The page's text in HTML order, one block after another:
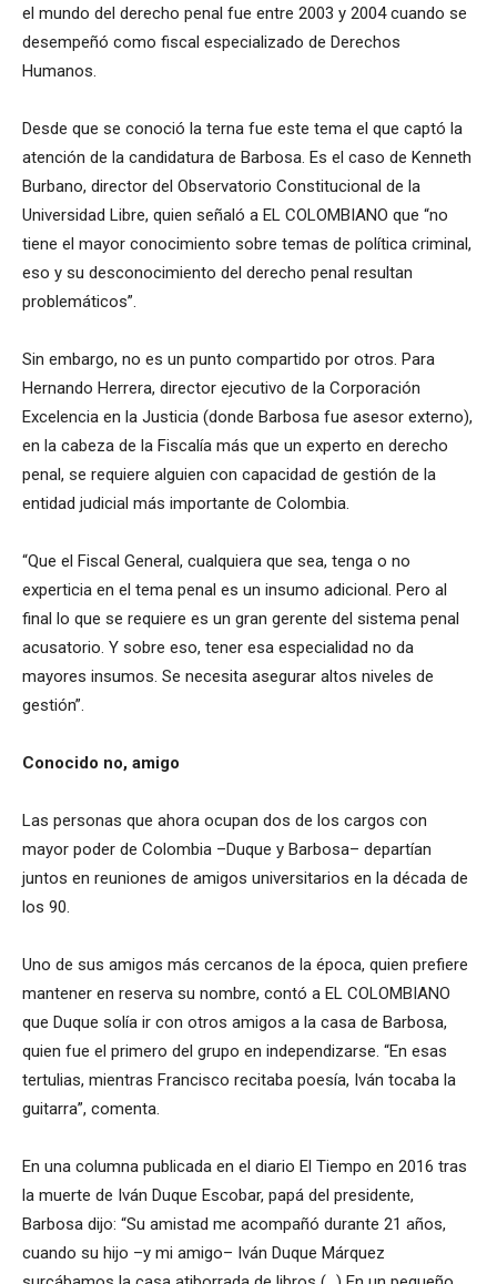
el mundo del derecho penal fue entre 2003 y 2004 cuando se
desempeñó como fiscal especializado de Derechos
Humanos.
Desde que se conoció la terna fue este tema el que captó la
atención de la candidatura de Barbosa. Es el caso de Kenneth
Burbano, director del Observatorio Constitucional de la
Universidad Libre, quien señaló a EL COLOMBIANO que “no
tiene el mayor conocimiento sobre temas de política criminal,
eso y su desconocimiento del derecho penal resultan
problemáticos”.
Sin embargo, no es un punto compartido por otros. Para
Hernando Herrera, director ejecutivo de la Corporación
Excelencia en la Justicia (donde Barbosa fue asesor externo),
en la cabeza de la Fiscalía más que un experto en derecho
penal, se requiere alguien con capacidad de gestión de la
entidad judicial más importante de Colombia.
“Que el Fiscal General, cualquiera que sea, tenga o no
experticia en el tema penal es un insumo adicional. Pero al
final lo que se requiere es un gran gerente del sistema penal
acusatorio. Y sobre eso, tener esa especialidad no da
mayores insumos. Se necesita asegurar altos niveles de
gestión”.
Conocido no, amigo
Las personas que ahora ocupan dos de los cargos con
mayor poder de Colombia –Duque y Barbosa– departían
juntos en reuniones de amigos universitarios en la década de
los 90.
Uno de sus amigos más cercanos de la época, quien prefiere
mantener en reserva su nombre, contó a EL COLOMBIANO
que Duque solía ir con otros amigos a la casa de Barbosa,
quien fue el primero del grupo en independizarse. “En esas
tertulias, mientras Francisco recitaba poesía, Iván tocaba la
guitarra”, comenta.
En una columna publicada en el diario El Tiempo en 2016 tras
la muerte de Iván Duque Escobar, papá del presidente,
Barbosa dijo: “Su amistad me acompañó durante 21 años,
cuando su hijo –y mi amigo– Iván Duque Márquez